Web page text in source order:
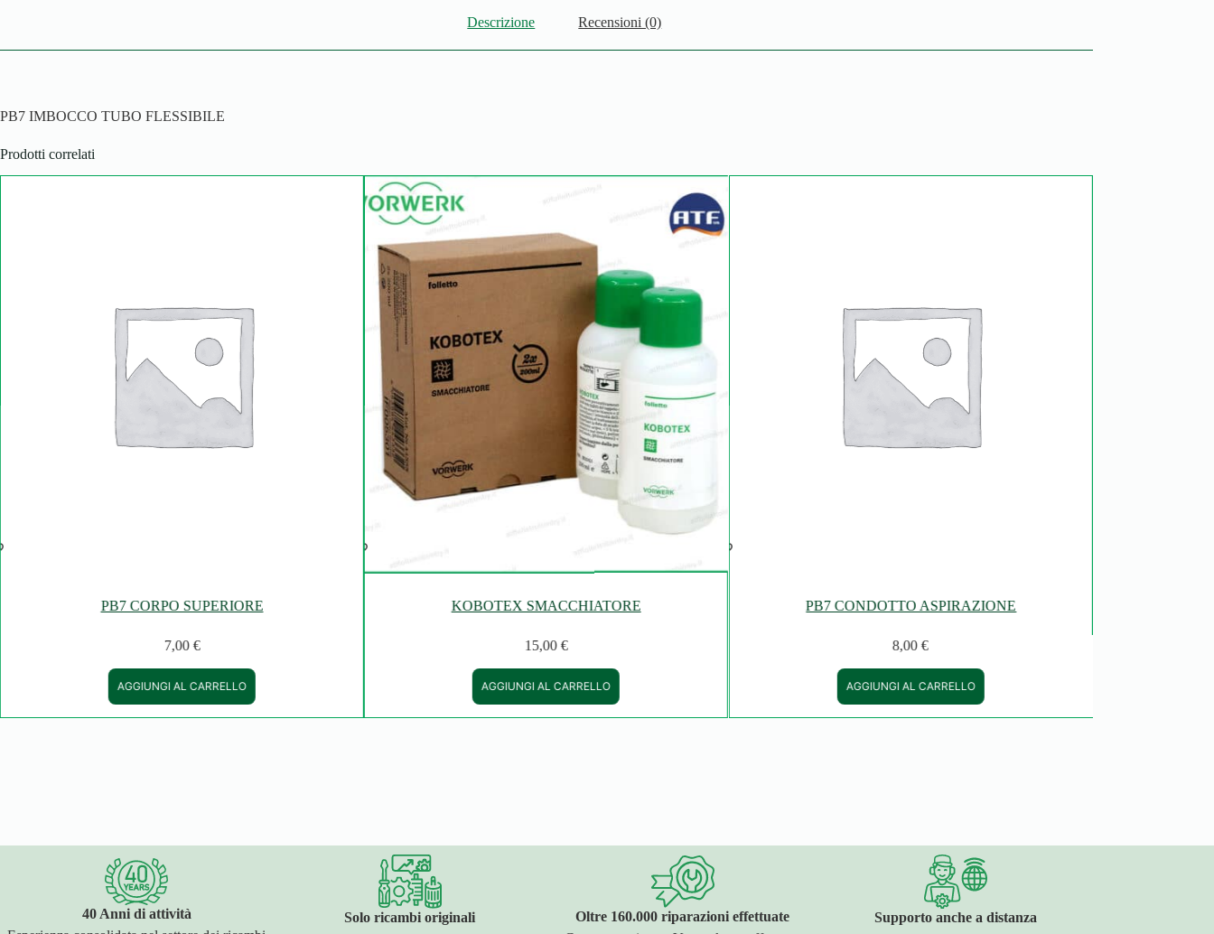
Descrizione Recensioni (0)
PB7 IMBOCCO TUBO FLESSIBILE
Prodotti correlati
PB7 CORPO SUPERIORE
7,00 €
AGGIUNGI AL CARRELLO
KOBOTEX SMACCHIATORE
15,00 €
AGGIUNGI AL CARRELLO
PB7 CONDOTTO ASPIRAZIONE
8,00 €
AGGIUNGI AL CARRELLO
40 Anni di attività Solo ricambi originali Oltre 160.000 riparazioni effettuate Supporto anche a distanza